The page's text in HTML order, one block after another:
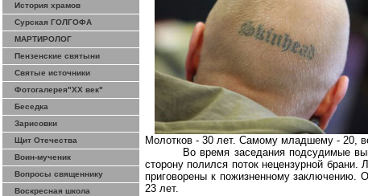
История храмов
Сурская ГОЛГОФА
МАРТИРОЛОГ
Пензенские святыни
Святые источники
Фотогалерея"ХХ век"
Беседка
Зарисовки
Щит Отечества
Воин-мученик
Вопросы священнику
Воскресная школа
Молотков - 30 лет. Самому младшему - 20,
Во время заседания подсудимые
сторону полился поток нецензурной
приговорены к пожизненному заключению.
23 лет.